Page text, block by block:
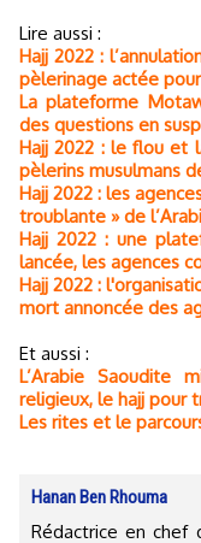
Lire aussi :
Hajj 2022 :
pèlerinage actée
La plateforme
des questions en
Hajj 2022 : le flou et
pèlerins musulmans
Hajj 2022 : les
troublante » de
Hajj 2022 : une
lancée, les agences
Hajj 2022 :
mort annoncée des
Et aussi :
L’Arabie Saoudite
religieux, le hajj pour
Les rites et le
Hanan Ben Rhouma
Rédactrice en chef